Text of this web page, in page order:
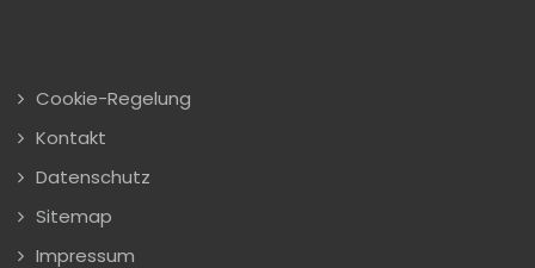
Cookie-Regelung
Kontakt
Datenschutz
Sitemap
Impressum